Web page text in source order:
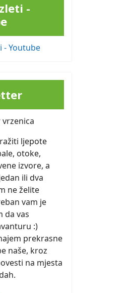
-
ljepote
otoke,
izvore, a
ili dva
ne želite
vam je
da vas
:)
prekrasne
naše, kroz
na mjesta